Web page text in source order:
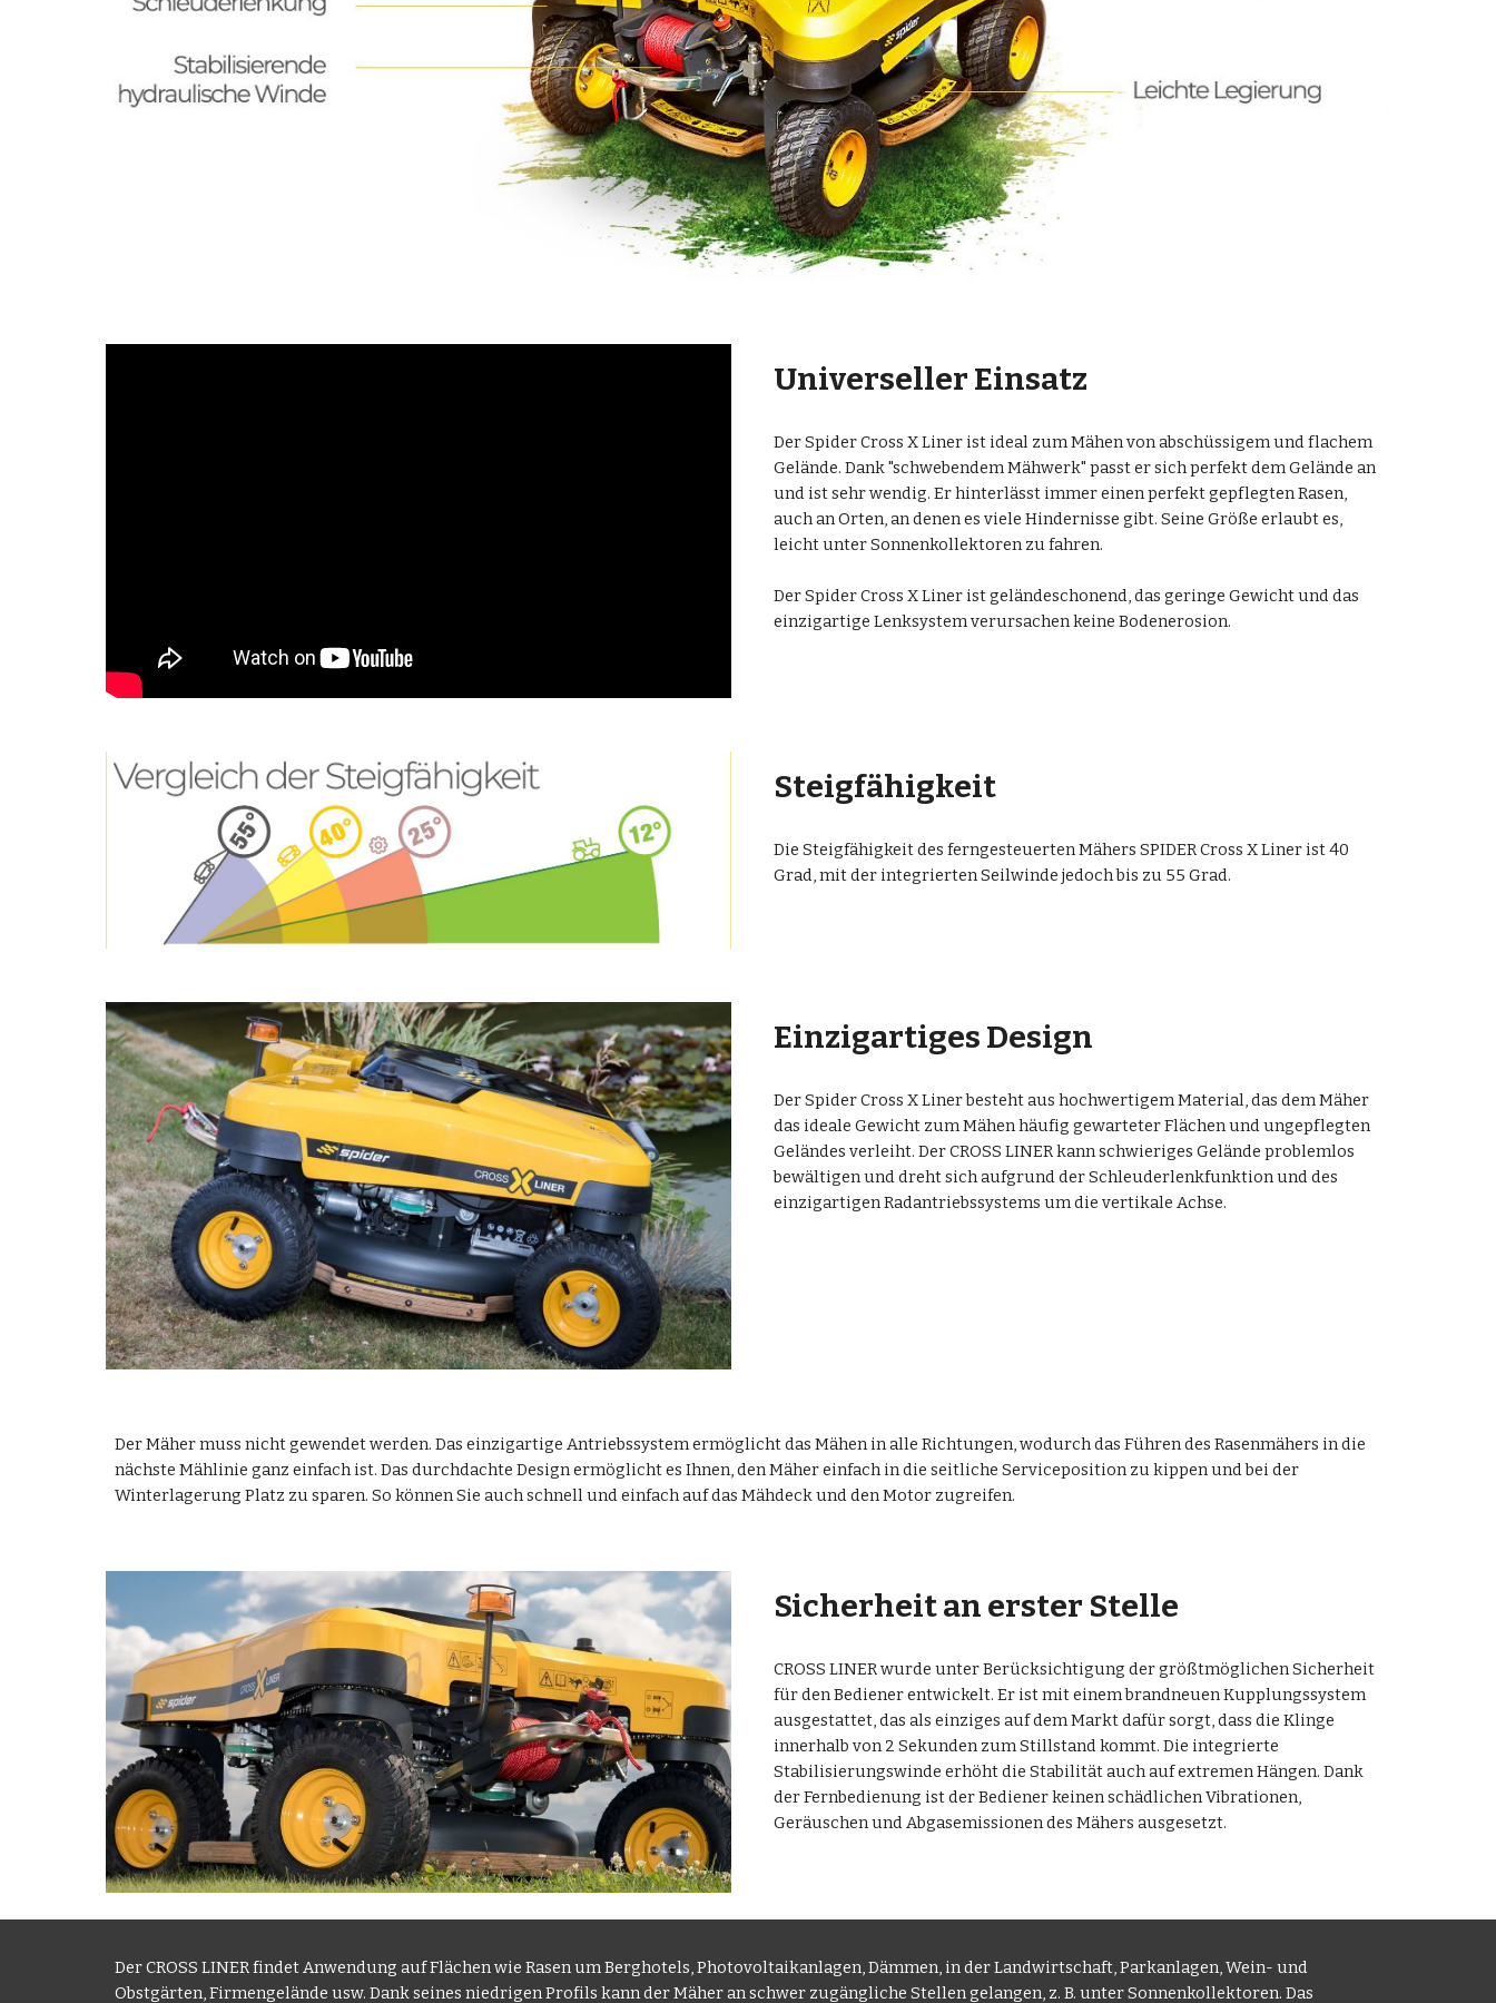
Universeller Einsatz
Der Spider Cross X Liner ist ideal zum Mähen von abschüssigem und flachem
Gelände. Dank "schwebendem Mähwerk" passt er sich perfekt dem Gelände an
und ist sehr wendig. Er hinterlässt immer einen perfekt gepflegten Rasen,
auch an Orten, an denen es viele Hindernisse gibt. Seine Größe erlaubt es,
leicht unter Sonnenkollektoren zu fahren.
Der Spider Cross X Liner ist geländeschonend, das geringe Gewicht und das
einzigartige Lenksystem verursachen keine Bodenerosion.
Steigfähigkeit
Die Steigfähigkeit des ferngesteuerten Mähers SPIDER Cross X Liner ist 40
Grad, mit der integrierten Seilwinde jedoch bis zu 55 Grad.
Einzigartiges Design
Der Spider Cross X Liner besteht aus hochwertigem Material, das dem Mäher
das ideale Gewicht zum Mähen häufig gewarteter Flächen und ungepflegten
Geländes verleiht. Der CROSS LINER kann schwieriges Gelände problemlos
bewältigen und dreht sich aufgrund der Schleuderlenkfunktion und des
einzigartigen Radantriebssystems um die vertikale Achse.
Der Mäher muss nicht gewendet werden. Das einzigartige Antriebssystem ermöglicht das Mähen in alle Richtungen, wodurch das Führen des Rasenmähers in die
nächste Mählinie ganz einfach ist. Das durchdachte Design ermöglicht es Ihnen, den Mäher einfach in die seitliche Serviceposition zu kippen und bei der
Winterlagerung Platz zu sparen. So können Sie auch schnell und einfach auf das Mähdeck und den Motor zugreifen.
Sicherheit an erster Stelle
CROSS LINER wurde unter Berücksichtigung der größtmöglichen Sicherheit
für den Bediener entwickelt. Er ist mit einem brandneuen Kupplungssystem
ausgestattet, das als einziges auf dem Markt dafür sorgt, dass die Klinge
innerhalb von 2 Sekunden zum Stillstand kommt. Die integrierte
Stabilisierungswinde erhöht die Stabilität auch auf extremen Hängen. Dank
der Fernbedienung ist der Bediener keinen schädlichen Vibrationen,
Geräuschen und Abgasemissionen des Mähers ausgesetzt.
Der CROSS LINER findet Anwendung auf Flächen wie Rasen um Berghotels, Photovoltaikanlagen, Dämmen, in der Landwirtschaft, Parkanlagen, Wein- und
Obstgärten, Firmengelände usw. Dank seines niedrigen Profils kann der Mäher an schwer zugängliche Stellen gelangen, z. B. unter Sonnenkollektoren. Das